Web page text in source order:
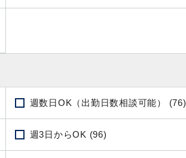
週数日OK（出勤日数相談可能） (76)
週3日からOK (96)